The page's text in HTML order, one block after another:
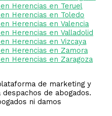
Herencias en Teruel
Herencias en Toledo
Herencias en Valencia
Herencias en Valladolid
Herencias en Vizcaya
Herencias en Zamora
Herencias en Zaragoza
de marketing y
de abogados.
ni damos